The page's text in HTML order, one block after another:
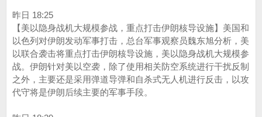
昨日 18:25
【美以隐身战机大规模参战，重点打击伊朗核导设施】美国和
以色列对伊朗发动军事打击，总台军事观察员魏东旭分析，美
以联合袭击将重点打击伊朗核导设施，美以隐身战机大规模参
战。伊朗针对美以空袭，除了使用相关防空系统进行干扰反制
之外，主要还是采用弹道导弹和自杀式无人机进行反击，以攻
代守将是伊朗后续主要的军事手段。